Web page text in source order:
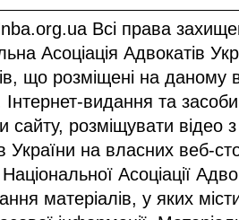
Всі права
Асоціація Адвокатів
що розміщені на даному
видання та
сайту, розміщувати відео
України на власних веб-
Асоціації
матеріалів, у яких